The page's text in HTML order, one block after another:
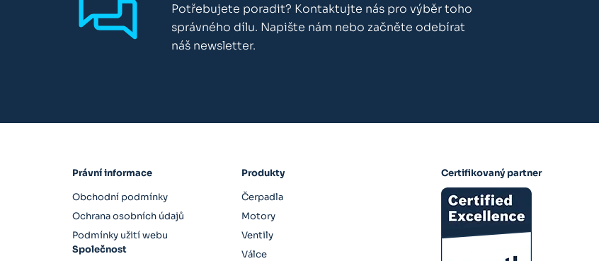
Potřebujete poradit? Kontaktujte nás pro výběr toho
správného dílu. Napište nám nebo začněte odebírat
náš newsletter.
Právní informace
Obchodní podmínky
Ochrana osobních údajů
Podmínky užití webu
Společnost
Produkty
Čerpadla
Motory
Ventily
Válce
Certifikovaný partner